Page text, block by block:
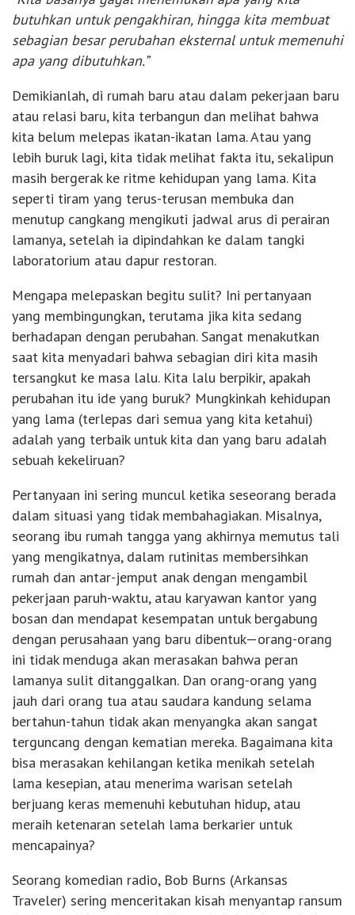
butuhkan untuk pengakhiran, hingga kita membuat
sebagian besar perubahan eksternal untuk memenuhi
apa yang dibutuhkan.”
Demikianlah, di rumah baru atau dalam pekerjaan baru
atau relasi baru, kita terbangun dan melihat bahwa
kita belum melepas ikatan-ikatan lama. Atau yang
lebih buruk lagi, kita tidak melihat fakta itu, sekalipun
masih bergerak ke ritme kehidupan yang lama. Kita
seperti tiram yang terus-terusan membuka dan
menutup cangkang mengikuti jadwal arus di perairan
lamanya, setelah ia dipindahkan ke dalam tangki
laboratorium atau dapur restoran.
Mengapa melepaskan begitu sulit? Ini pertanyaan
yang membingungkan, terutama jika kita sedang
berhadapan dengan perubahan. Sangat menakutkan
saat kita menyadari bahwa sebagian diri kita masih
tersangkut ke masa lalu. Kita lalu berpikir, apakah
perubahan itu ide yang buruk? Mungkinkah kehidupan
yang lama (terlepas dari semua yang kita ketahui)
adalah yang terbaik untuk kita dan yang baru adalah
sebuah kekeliruan?
Pertanyaan ini sering muncul ketika seseorang berada
dalam situasi yang tidak membahagiakan. Misalnya,
seorang ibu rumah tangga yang akhirnya memutus tali
yang mengikatnya, dalam rutinitas membersihkan
rumah dan antar-jemput anak dengan mengambil
pekerjaan paruh-waktu, atau karyawan kantor yang
bosan dan mendapat kesempatan untuk bergabung
dengan perusahaan yang baru dibentuk—orang-orang
ini tidak menduga akan merasakan bahwa peran
lamanya sulit ditanggalkan. Dan orang-orang yang
jauh dari orang tua atau saudara kandung selama
bertahun-tahun tidak akan menyangka akan sangat
terguncang dengan kematian mereka. Bagaimana kita
bisa merasakan kehilangan ketika menikah setelah
lama kesepian, atau menerima warisan setelah
berjuang keras memenuhi kebutuhan hidup, atau
meraih ketenaran setelah lama berkarier untuk
mencapainya?
Seorang komedian radio, Bob Burns (Arkansas
Traveler) sering menceritakan kisah menyantap ransum